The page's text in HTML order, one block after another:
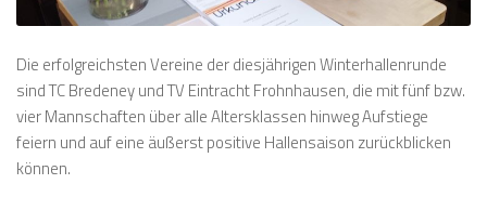
Die erfolgreichsten Vereine der diesjährigen Winterhallenrunde
sind TC Bredeney und TV Eintracht Frohnhausen, die mit fünf bzw.
vier Mannschaften über alle Altersklassen hinweg Aufstiege
feiern und auf eine äußerst positive Hallensaison zurückblicken
können.